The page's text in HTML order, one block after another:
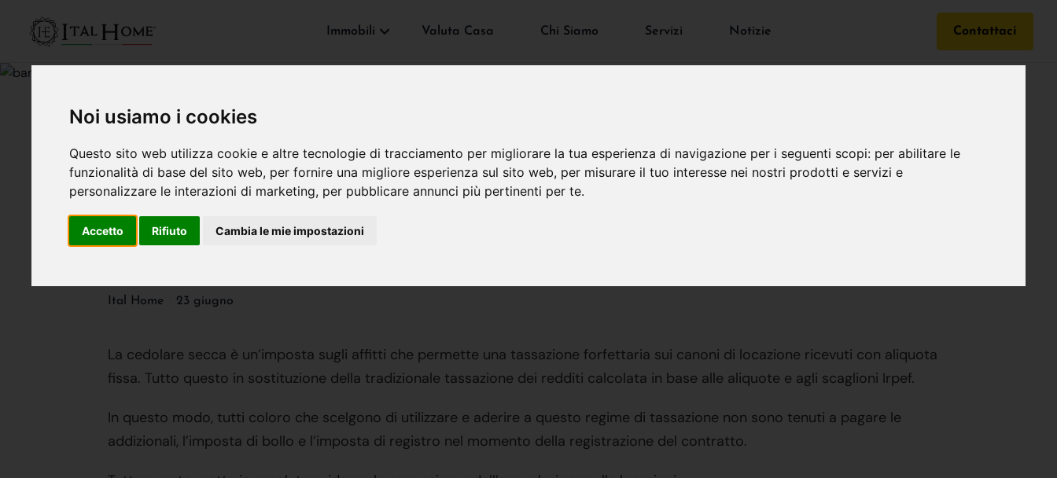
Noi usiamo i cookies
Questo sito web utilizza cookie e altre tecnologie di tracciamento per migliorare la tua esperienza di navigazione per i seguenti scopi: per abilitare le
funzionalità di base del sito web, per fornire una migliore esperienza sul sito web, per misurare il tuo interesse nei nostri prodotti e servizi e
personalizzare le interazioni di marketing, per pubblicare annunci più pertinenti per te.
Accetto Rifiuto Cambia le mie impostazioni
Immobili Valuta Casa Chi Siamo Servizi Notizie Contattaci
MERCATO IMMOBILIARE
LA CEDOLARE SECCA: UN’IMPOSTA PER I
CANONI DI LOCAZIONE
Ital Home 23 giugno
La cedolare secca è un’imposta sugli affitti che permette una tassazione forfettaria sui canoni di locazione ricevuti con aliquota
fissa. Tutto questo in sostituzione della tradizionale tassazione dei redditi calcolata in base alle aliquote e agli scaglioni Irpef.
In questo modo, tutti coloro che scelgono di utilizzare e aderire a questo regime di tassazione non sono tenuti a pagare le
addizionali, l’imposta di bollo e l’imposta di registro nel momento della registrazione del contratto.